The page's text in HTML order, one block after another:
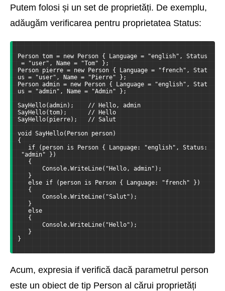
Putem folosi și un set de proprietăți. De exemplu,
adăugăm verificarea pentru proprietatea Status:
Person tom = new Person { Language = "english", Status
= "user", Name = "Tom" };
Person pierre = new Person { Language = "french", Stat
us = "user", Name = "Pierre" };
Person admin = new Person { Language = "english", Stat
us = "admin", Name = "Admin" };
SayHello(admin);    // Hello, admin
SayHello(tom);      // Hello
SayHello(pierre);   // Salut
void SayHello(Person person)
{
if (person is Person { Language: "english", Status:
"admin" })
{
Console.WriteLine("Hello, admin");
}
else if (person is Person { Language: "french" })
{
Console.WriteLine("Salut");
}
else
{
Console.WriteLine("Hello");
}
}
Acum, expresia if verifică dacă parametrul person
este un obiect de tip Person al cărui proprietăți